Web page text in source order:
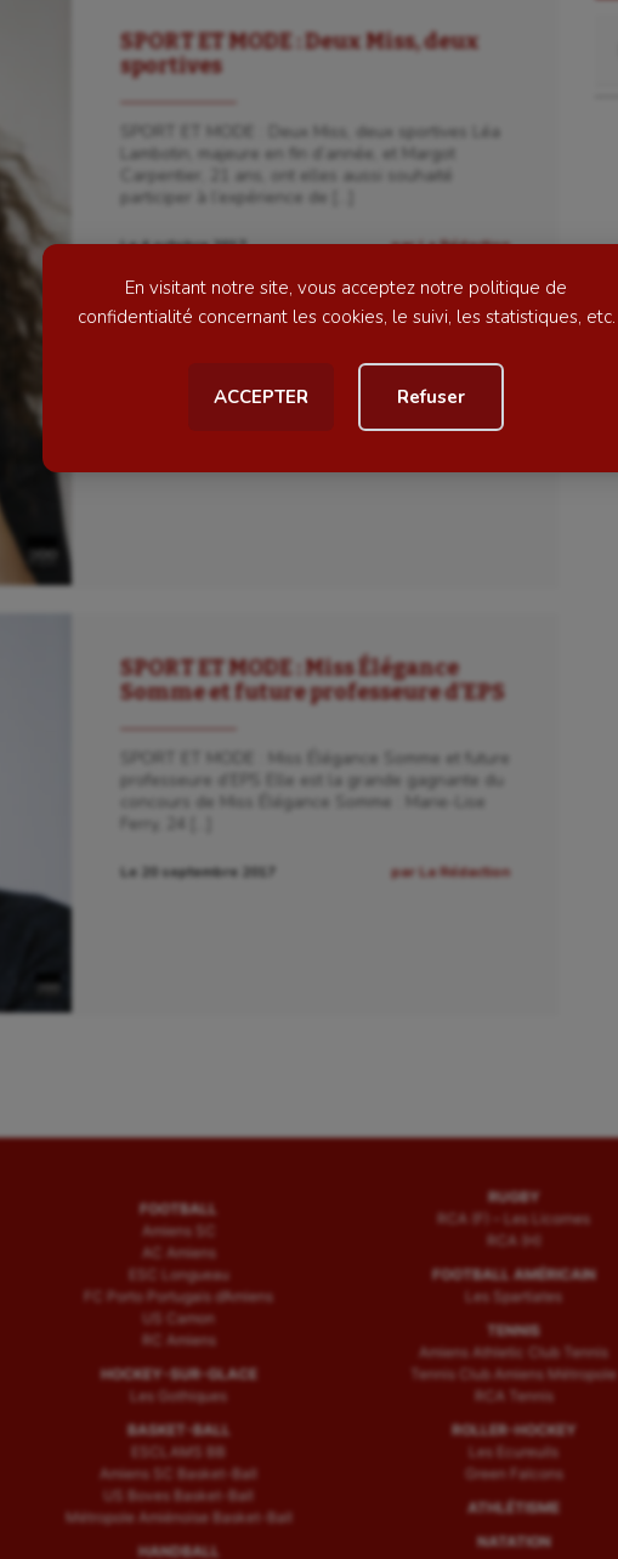
En visitant notre site, vous acceptez notre politique de
confidentialité concernant les cookies, le suivi, les statistiques, etc.
ACCEPTER Refuser
Escrime
Fitness
Flag football
Futsal
Gymnastique rythmique
Haltérophilie
Longue paume
Natation artistique
Outdoor
Randonnée / Marche
SPORT ET MODE : Deux Miss, deux
sportives
SPORT ET MODE : Deux Miss, deux sportives Léa
Lambotin, majeure en fin d’année, et Margot
Carpentier, 21 ans, ont elles aussi souhaité
participer à l’expérience de […]
Le 4 octobre 2017 par La Rédaction
SPORT ET MODE : Miss Élégance
Somme et future professeure d’EPS
SPORT ET MODE : Miss Élégance Somme et future
professeure d’EPS Elle est la grande gagnante du
concours de Miss Élégance Somme : Marie-Lise
Ferry, 24 […]
Le 20 septembre 2017 par La Rédaction
FOOTBALL
Amiens SC
AC Amiens
ESC Longueau
FC Porto Portugais d’Amiens
US Camon
RC Amiens
HOCKEY-SUR-GLACE
Les Gothiques
BASKET-BALL
ESCLAMS BB
Amiens SC Basket-Ball
US Boves Basket-Ball
Métropole Amiénoise Basket-Ball
HANDBALL
RUGBY
RCA (F) – Les Licornes
RCA (H)
FOOTBALL AMÉRICAIN
Les Spartiates
TENNIS
Amiens Athletic Club Tennis
Tennis Club Amiens Métropole
RCA Tennis
ROLLER-HOCKEY
Les Ecureuils
Green Falcons
ATHLÉTISME
NATATION